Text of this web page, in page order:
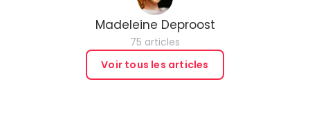
Madeleine Deproost
75 articles
Voir tous les articles